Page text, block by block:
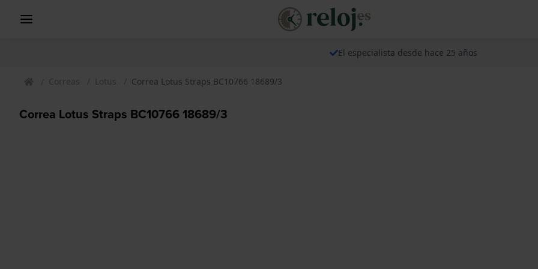
El especialista desde hace 25 años
Correas Lotus Correa Lotus Straps BC10766 18689/3
Correa Lotus Straps BC10766 18689/3